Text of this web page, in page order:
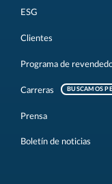
ESG
Clientes
Programa de
Carreras BUSCAMOS
Prensa
Boletín de noticias